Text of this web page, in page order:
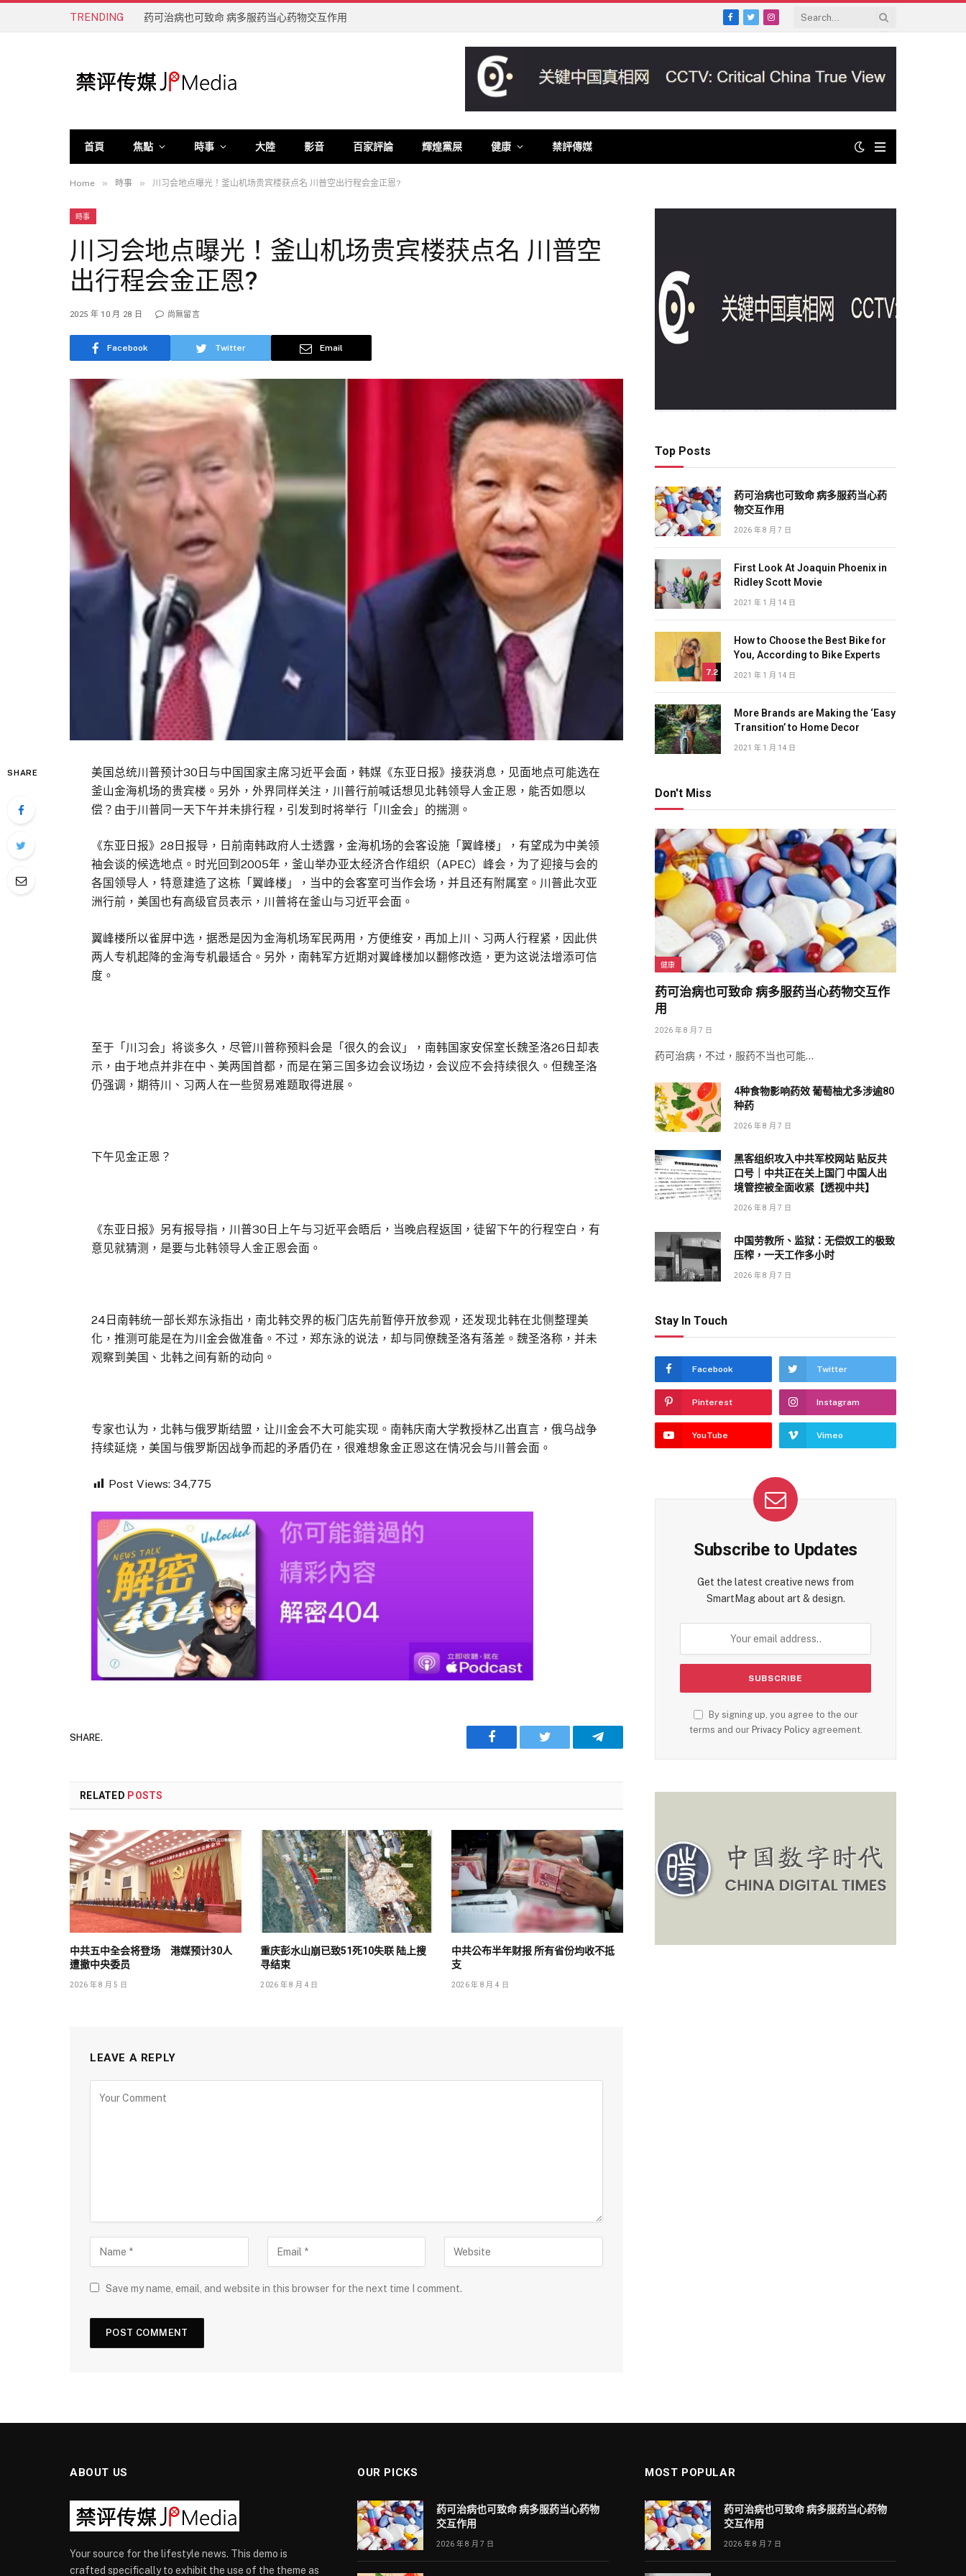
TRENDING 药可治病也可致命 病多服药当心药物交互作用
Facebook
TwitterInstagram
首頁 焦點 時事 大陸 影音 百家評論 輝煌黨屎 健康 禁評傳媒
Home » 時事 » 川习会地点曝光！釜山机场贵宾楼获点名 川普空出行程会金正恩?
時事
川习会地点曝光！釜山机场贵宾楼获点名 川普空
出行程会金正恩?
2025 年 10 月 28 日 尚無留言
Facebook Twitter Email
SHARE
美国总统川普预计30日与中国国家主席习近平会面，韩媒《东亚日报》接获消息，见面地点可能选在
釜山金海机场的贵宾楼。另外，外界同样关注，川普行前喊话想见北韩领导人金正恩，能否如愿以
偿？由于川普同一天下午并未排行程，引发到时将举行「川金会」的揣测。
《东亚日报》28日报导，日前南韩政府人士透露，金海机场的会客设施「翼峰楼」，有望成为中美领
袖会谈的候选地点。时光回到2005年，釜山举办亚太经济合作组织（APEC）峰会，为了迎接与会的
各国领导人，特意建造了这栋「翼峰楼」，当中的会客室可当作会场，并且还有附属室。川普此次亚
洲行前，美国也有高级官员表示，川普将在釜山与习近平会面。
翼峰楼所以雀屏中选，据悉是因为金海机场军民两用，方便维安，再加上川、习两人行程紧，因此供
两人专机起降的金海专机最适合。另外，南韩军方近期对翼峰楼加以翻修改造，更为这说法增添可信
度。
至于「川习会」将谈多久，尽管川普称预料会是「很久的会议」，南韩国家安保室长魏圣洛26日却表
示，由于地点并非在中、美两国首都，而是在第三国多边会议场边，会议应不会持续很久。但魏圣洛
仍强调，期待川、习两人在一些贸易难题取得进展。
下午见金正恩？
《东亚日报》另有报导指，川普30日上午与习近平会晤后，当晚启程返国，徒留下午的行程空白，有
意见就猜测，是要与北韩领导人金正恩会面。
24日南韩统一部长郑东泳指出，南北韩交界的板门店先前暂停开放参观，还发现北韩在北侧整理美
化，推测可能是在为川金会做准备。不过，郑东泳的说法，却与同僚魏圣洛有落差。魏圣洛称，并未
观察到美国、北韩之间有新的动向。
专家也认为，北韩与俄罗斯结盟，让川金会不大可能实现。南韩庆南大学教授林乙出直言，俄乌战争
持续延烧，美国与俄罗斯因战争而起的矛盾仍在，很难想象金正恩这在情况会与川普会面。
Post Views: 34,775
SHARE.
Facebook Twitter Telegram
RELATED POSTS
中共五中全会将登场 港媒预计30人
遭撤中央委员
2026 年 8 月 5 日
重庆彭水山崩已致51死10失联 陆上搜
寻结束
2026 年 8 月 4 日
中共公布半年财报 所有省份均收不抵
支
2026 年 8 月 4 日
LEAVE A REPLY
Save my name, email, and website in this browser for the next time I comment.
Top Posts
药可治病也可致命 病多服药当心药
物交互作用
2026 年 8 月 7 日
First Look At Joaquin Phoenix in
Ridley Scott Movie
2021 年 1 月 14 日
7.2
How to Choose the Best Bike for
You, According to Bike Experts
2021 年 1 月 14 日
More Brands are Making the ‘Easy
Transition’ to Home Decor
2021 年 1 月 14 日
Don't Miss
健康
药可治病也可致命 病多服药当心药物交互作
用
2026 年 8 月 7 日
药可治病，不过，服药不当也可能…
4种食物影响药效 葡萄柚尤多涉逾80
种药
2026 年 8 月 7 日
黑客组织攻入中共军校网站 贴反共
口号｜中共正在关上国门 中国人出
境管控被全面收紧【透视中共】
2026 年 8 月 7 日
中国劳教所、监狱：无偿奴工的极致
压榨，一天工作多小时
2026 年 8 月 7 日
Stay In Touch
Facebook Twitter
Pinterest Instagram
YouTube Vimeo
Subscribe to Updates
Get the latest creative news from
SmartMag about art & design.
By signing up, you agree to the our
terms and our Privacy Policyagreement.
ABOUT US
Your source for the lifestyle news. This demo is
crafted specifically to exhibit the use of the theme as
OUR PICKS
药可治病也可致命 病多服药当心药物
交互作用
2026 年 8 月 7 日
MOST POPULAR
药可治病也可致命 病多服药当心药物
交互作用
2026 年 8 月 7 日